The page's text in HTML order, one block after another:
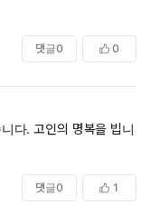
댓글0 0
다. 고인의 명복을 빕니
댓글0 1